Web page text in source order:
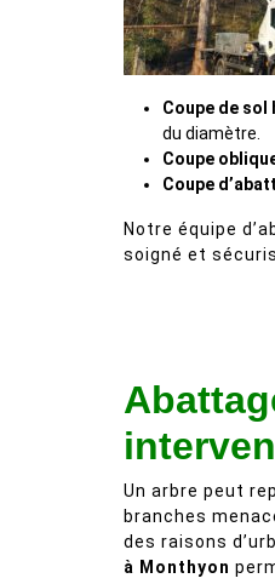
Coupe de
du diamètre.
Coupe
Coupe
Notre équipe
soigné et
Un arbre peut
branches
des raisons
à Monthyon